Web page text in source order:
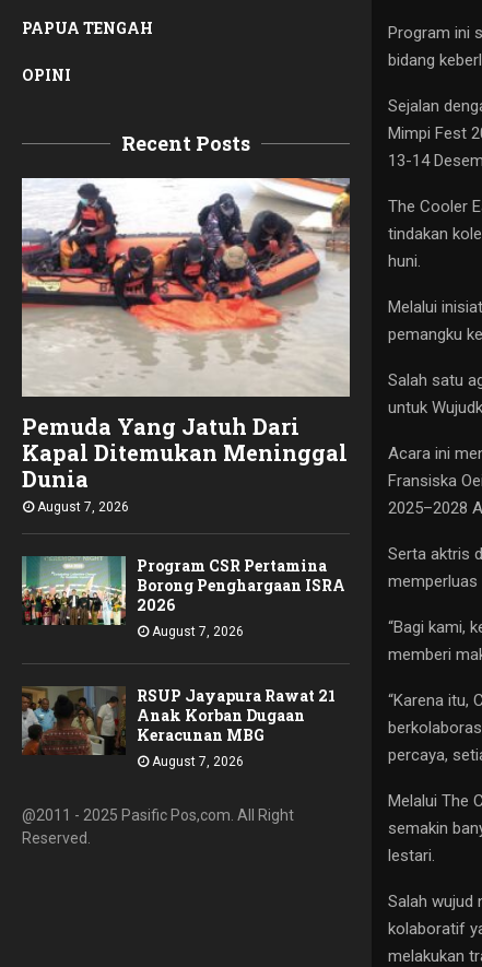
PAPUA TENGAH
OPINI
Recent Posts
Pemuda Yang Jatuh Dari
Kapal Ditemukan Meninggal
Dunia
August 7, 2026
Program CSR Pertamina
Borong Penghargaan ISRA
2026
August 7, 2026
RSUP Jayapura Rawat 21
Anak Korban Dugaan
Keracunan MBG
August 7, 2026
@2011 - 2025 Pasific Pos,com. All Right
Reserved.
Program ini
bidang
Sejalan
Mimpi Fest
13-14
The Cooler
tindakan
huni.
Melalui
pemangku
Salah satu
untuk
Acara ini
Fransiska
2025–2028
Serta aktris
memperluas
“Bagi kami,
memberi
“Karena itu,
percaya,
Melalui The
semakin
lestari.
Salah wujud
kolaboratif
melakukan